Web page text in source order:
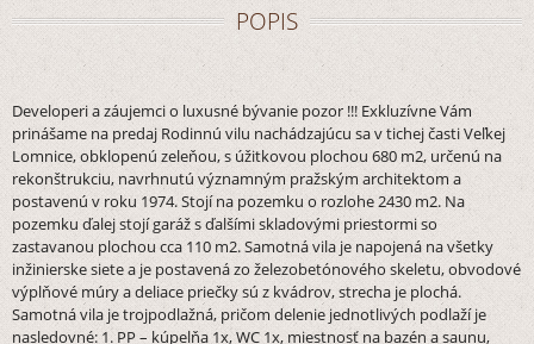
POPIS
Developeri a záujemci o luxusné bývanie pozor !!! Exkluzívne Vám
prinášame na predaj Rodinnú vilu nachádzajúcu sa v tichej časti Veľkej
Lomnice, obklopenú zeleňou, s úžitkovou plochou 680 m2, určenú na
rekonštrukciu, navrhnutú významným pražským architektom a
postavenú v roku 1974. Stojí na pozemku o rozlohe 2430 m2. Na
pozemku ďalej stojí garáž s ďalšími skladovými priestormi so
zastavanou plochou cca 110 m2. Samotná vila je napojená na všetky
inžinierske siete a je postavená zo železobetónového skeletu, obvodové
výplňové múry a deliace priečky sú z kvádrov, strecha je plochá.
Samotná vila je trojpodlažná, pričom delenie jednotlivých podlaží je
nasledovné: 1. PP – kúpelňa 1x, WC 1x, miestnosť na bazén a saunu,